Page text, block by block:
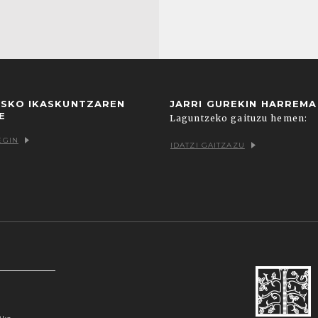
IKASKUNTZAREN
JARRI GUREKIN
Laguntzeko gaituzu hemen:
IDATZI GAITZAZU
zein hirugarrenenak. Hautatu nabigatzeko